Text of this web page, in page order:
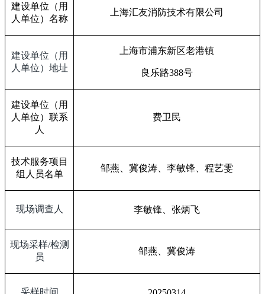
建设单位（用
人单位）名称
上海汇友消防技术有限公司
建设单位（用
人单位）地址
上海市浦东新区老港镇
良乐路388号
建设单位（用
人单位）联系
人
费卫民
技术服务项目
组人员名单
邹燕、冀俊涛、李敏锋、程艺雯
现场调查人 李敏锋、张炳飞
现场采样/检测
员
邹燕、冀俊涛
采样时间